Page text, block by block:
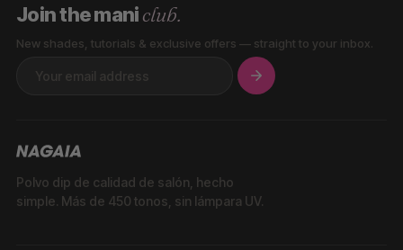
Join the maniclub.
New shades, tutorials & exclusive offers — straight to your inbox.
Polvo dip de calidad de salón, hecho
simple. Más de 450 tonos, sin lámpara UV.